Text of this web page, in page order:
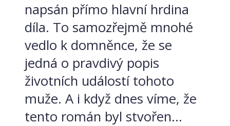
napsán přímo hlavní hrdina
díla. To samozřejmě mnohé
vedlo k domněnce, že se
jedná o pravdivý popis
životních událostí tohoto
muže. A i když dnes víme, že
tento román byl stvořen...